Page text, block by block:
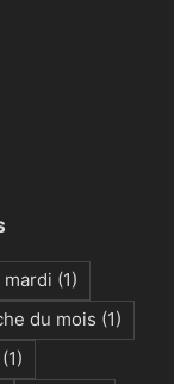
mardi (1)
du mois (1)
(1)